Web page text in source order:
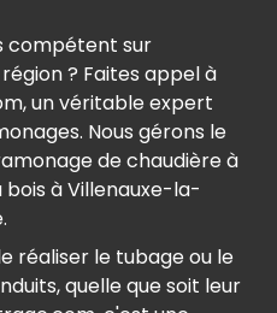
compétent sur
? Faites appel à
un véritable expert
Nous gérons le
de chaudière à
à Villenauxe-la-
réaliser le tubage ou le
quelle que soit leur